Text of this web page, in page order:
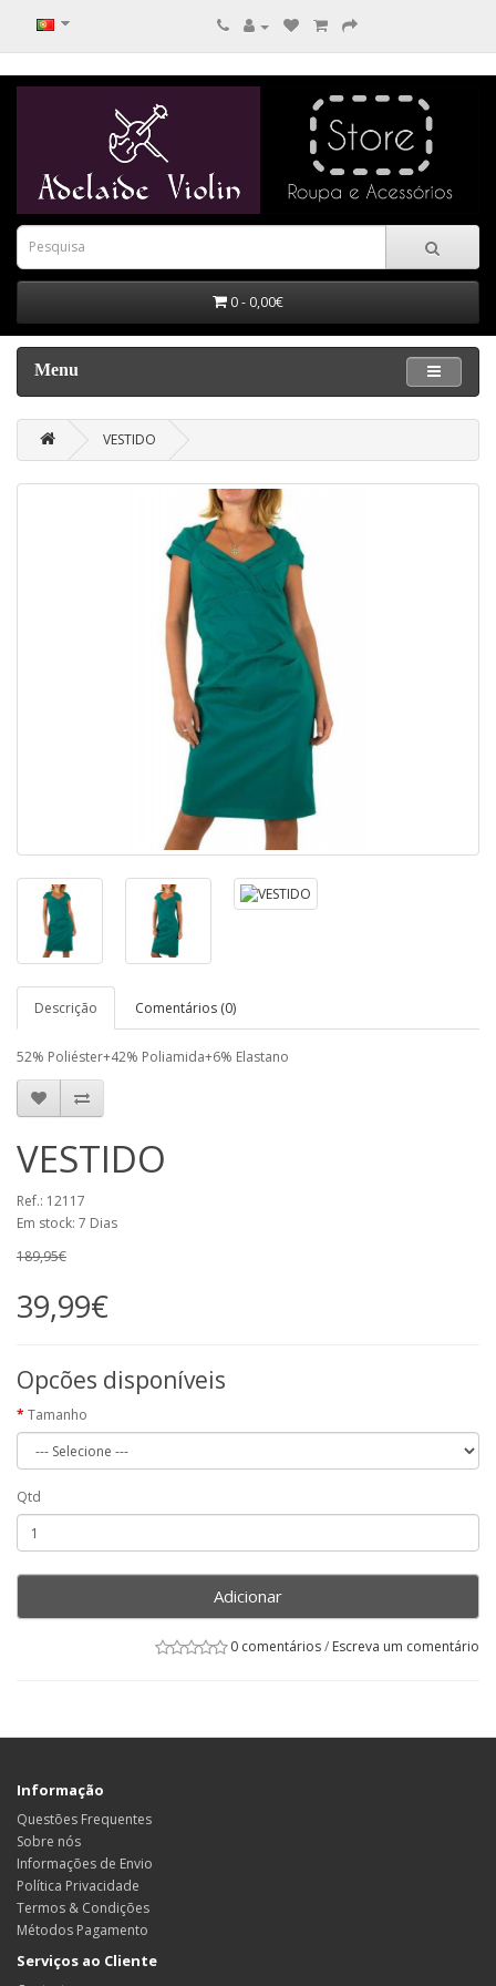
0 - 0,00€
Menu
VESTIDO
Descrição Comentários (0)
52% Poliéster+42% Poliamida+6% Elastano
VESTIDO
Ref.: 12117
Em stock: 7 Dias
189,95€
39,99€
Opcões disponíveis
Tamanho
Qtd
Adicionar
0 comentários/ Escreva um comentário
Informação
Questões Frequentes
Sobre nós
Informações de Envio
Política Privacidade
Termos & Condições
Métodos Pagamento
Serviços ao Cliente